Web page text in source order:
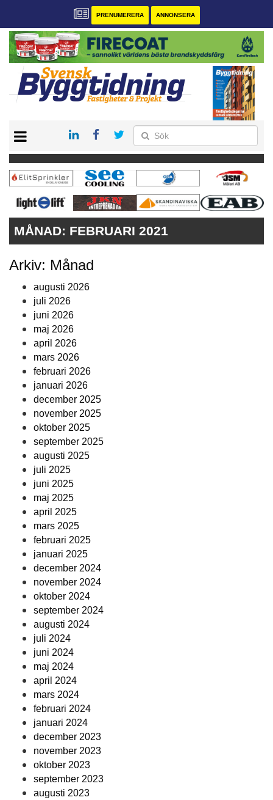
PRENUMERERA ANNONSERA
PRENUMERERA
VÅRA ANDRA MAGASIN
ANNONSERA
MÅNAD: FEBRUARI 2021
Arkiv: Månad
augusti 2026
juli 2026
juni 2026
maj 2026
april 2026
mars 2026
februari 2026
januari 2026
december 2025
november 2025
oktober 2025
september 2025
augusti 2025
juli 2025
juni 2025
maj 2025
april 2025
mars 2025
februari 2025
januari 2025
december 2024
november 2024
oktober 2024
september 2024
augusti 2024
juli 2024
juni 2024
maj 2024
april 2024
mars 2024
februari 2024
januari 2024
december 2023
november 2023
oktober 2023
september 2023
augusti 2023